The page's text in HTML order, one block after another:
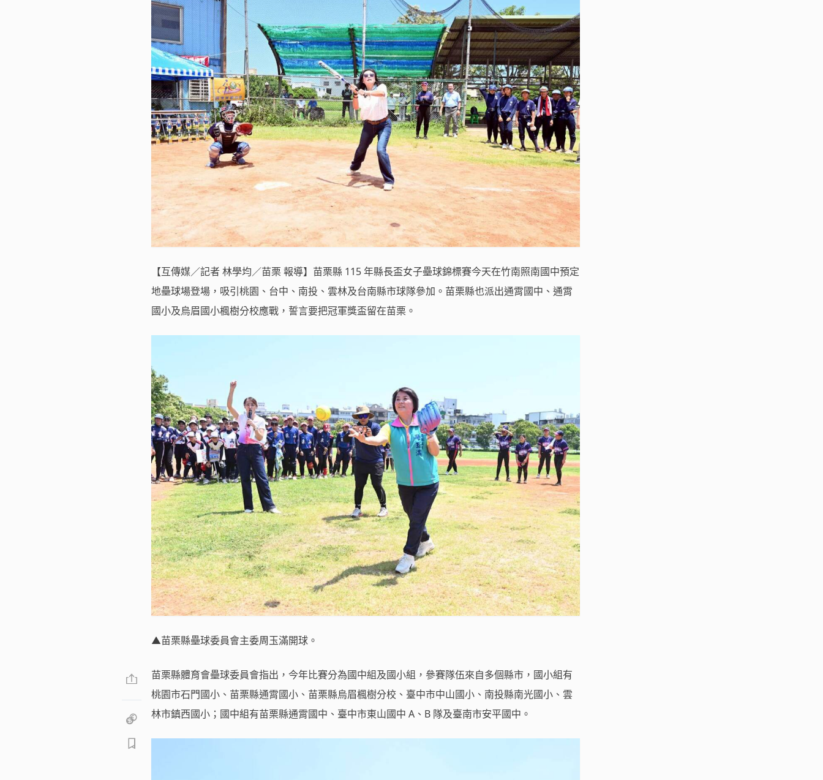
【互傳媒／記者 林學均／苗栗 報導】苗栗縣 115 年縣長盃女子壘球錦標賽今天在竹南照南國中預定
地壘球場登場，吸引桃園、台中、南投、雲林及台南縣市球隊參加。苗栗縣也派出通霄國中、通霄
國小及烏眉國小楓樹分校應戰，誓言要把冠軍獎盃留在苗栗。
▲苗栗縣壘球委員會主委周玉滿開球。
苗栗縣體育會壘球委員會指出，今年比賽分為國中組及國小組，參賽隊伍來自多個縣市，國小組有
桃園市石門國小、苗栗縣通霄國小、苗栗縣烏眉楓樹分校、臺中市中山國小、南投縣南光國小、雲
林市鎮西國小；國中組有苗栗縣通霄國中、臺中市東山國中 A、B 隊及臺南市安平國中。